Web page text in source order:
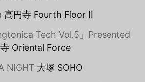
高円寺 Fourth Floor II
Tech Vol.5」Presented
Oriental Force
NIGHT 大塚 SOHO